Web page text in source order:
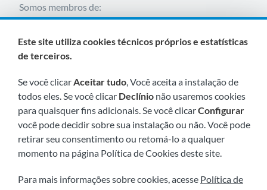
Somos membros de:
Visite-nos em breve em:
Este site utiliza cookies técnicos próprios e estatísticas
de terceiros.
Se você clicarAceitar tudo, Você aceita a instalação de
todos eles. Se você clicar Declínio não usaremos cookies
para quaisquer fins adicionais. Se você clicarConfigurar
você pode decidir sobre sua instalação ou não. Você pode
retirar seu consentimento ou retomá-lo a qualquer
momento na página Política de Cookies deste site.
Para mais informações sobre cookies, acesse Política de